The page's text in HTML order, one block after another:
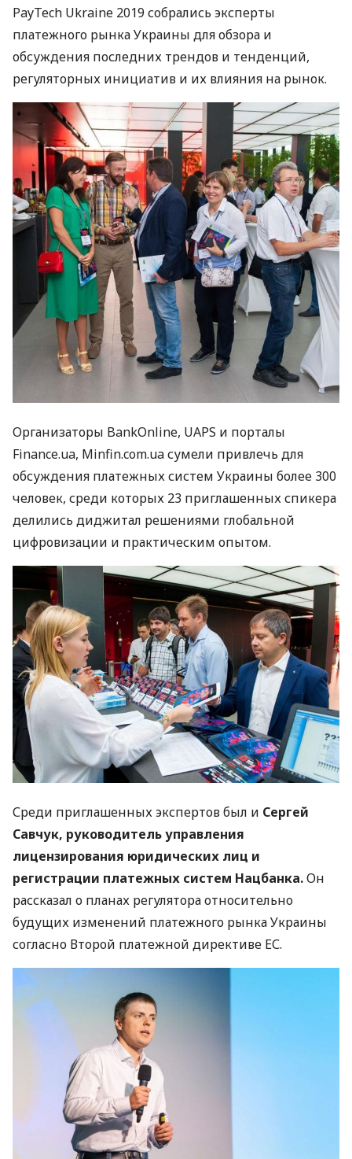
PayTech Ukraine 2019 собрались эксперты
платежного рынка Украины для обзора и
обсуждения последних трендов и тенденций,
регуляторных инициатив и их влияния на рынок.
Организаторы BankOnline, UAPS и порталы
Finance.ua, Minfin.com.ua сумели привлечь для
обсуждения платежных систем Украины более 300
человек, среди которых 23 приглашенных спикера
делились диджитал решениями глобальной
цифровизации и практическим опытом.
Среди приглашенных экспертов был и Сергей
Савчук, руководитель управления
лицензирования юридических лиц и
регистрации платежных систем Нацбанка.Он
рассказал о планах регулятора относительно
будущих изменений платежного рынка Украины
согласно Второй платежной директиве ЕС.